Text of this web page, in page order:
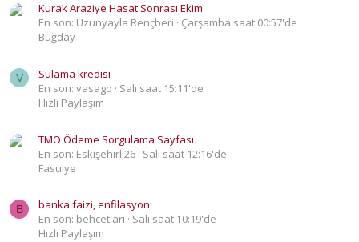
Kurak Araziye Hasat Sonrası Ekim
En son: Uzunyayla Rençberi
Çarşamba saat 00:57'de
Buğday
V
Sulama kredisi
En son: vasago
Salı saat 15:11'de
Hızlı Paylaşım
TMO Ödeme Sorgulama Sayfası
En son: Eskişehirli26 Salı saat 12:16'de
Fasulye
B
banka faizi, enfilasyon
En son: behcet arı
Salı saat 10:19'de
Hızlı Paylaşım